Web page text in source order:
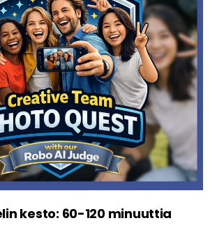
kesto: 60-120 minuuttia